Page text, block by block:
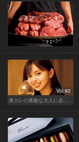
Vol.92
東カレの素敵な大人に必要なこと